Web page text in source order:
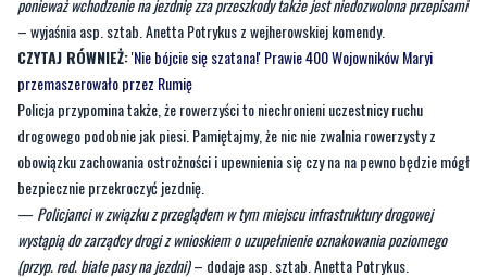
Policja przypomina także, że rowerzyści to niechronieni uczestnicy ruchu
drogowego podobnie jak piesi. Pamiętajmy, że nic nie zwalnia rowerzysty z
obowiązku zachowania ostrożności i upewnienia się czy na na pewno będzie mógł
bezpiecznie przekroczyć jezdnię.
—Policjanci w związku z przeglądem w tym miejscu infrastruktury drogowej
wystąpią do zarządcy drogi z wnioskiem o uzupełnienie oznakowania poziomego
(przyp. red. białe pasy na jezdni)– dodaje asp. sztab. Anetta Potrykus.
Przypominamy, że czekamy na Państwa sygnały i informacje. Można
kontaktować się z nami za pośrednictwemstrony facebookowej
mailowo: redakcja@nadmorski24.pl. Dyżurujemy także pod